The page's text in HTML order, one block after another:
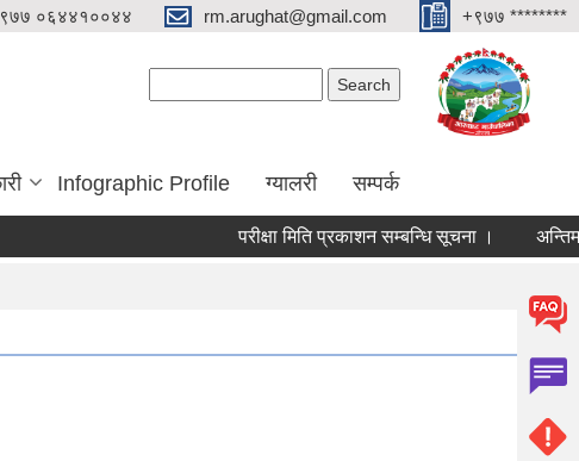
९७७ ०६४४१००४४ rm.arughat@gmail.com +९७७ ********
Infographic Profile ग्यालरी सम्पर्क
परीक्षा मिति प्रकाशन सम्बन्धि सूचना । अन्तिम